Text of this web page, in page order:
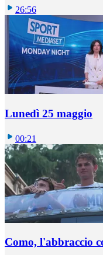
26:56
Lunedì 25 maggio
00:21
Como, l'abbraccio